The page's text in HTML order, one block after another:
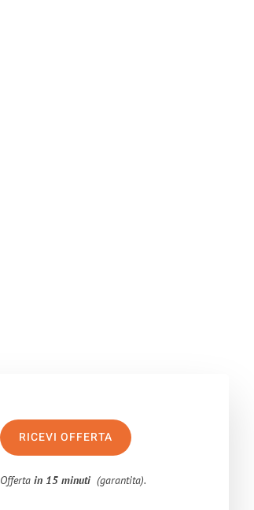
RICEVI OFFERTA
Offertain 15 minuti (garantita).